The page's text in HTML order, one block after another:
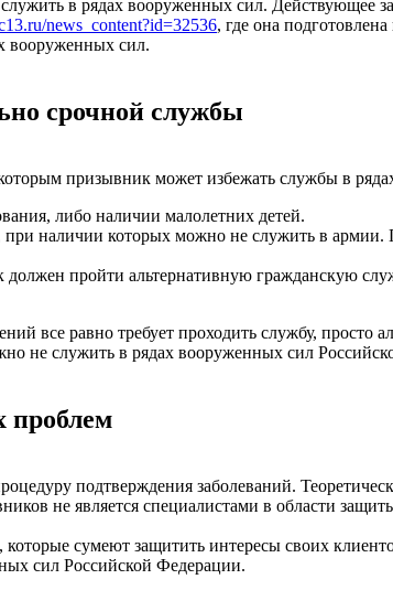
в рядах вооруженных сил. Действующее
news_content?id=32536, где она
вооруженных сил.
срочной службы
призывник может избежать службы в
либо наличии малолетних детей.
наличии которых можно не служить в армии.
пройти альтернативную гражданскую
все равно требует проходить службу, просто
не служить в рядах вооруженных сил
проблем
подтверждения заболеваний.
не является специалистами в области
сумеют защитить интересы своих
сил Российской Федерации.